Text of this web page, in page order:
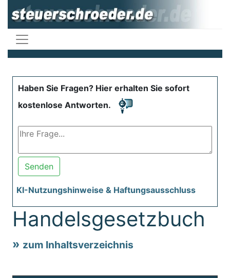
Haben Sie Fragen? Hier erhalten Sie sofort
kostenlose Antworten.
Senden
KI-Nutzungshinweise & Haftungsausschluss
Handelsgesetzbuch
zum Inhaltsverzeichnis